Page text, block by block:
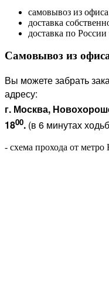
самовывоз из
доставка
доставка по
Самовывоз из
Вы можете забрать
адресу:
г. Москва,
1800. (в 6 минутах
- схема прохода от